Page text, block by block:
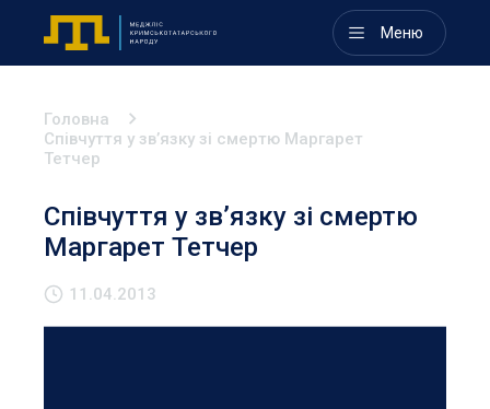
Меню
Головна
Співчуття у зв’язку зі смертю Маргарет
Тетчер
Співчуття у зв’язку зі смертю
Маргарет Тетчер
11.04.2013